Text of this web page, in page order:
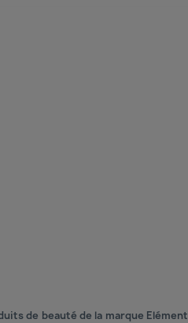
de beauté de la marque